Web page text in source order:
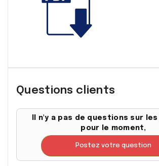
Questions clients
Il n'y a pas de questions sur
pour le moment,
Postez votre question